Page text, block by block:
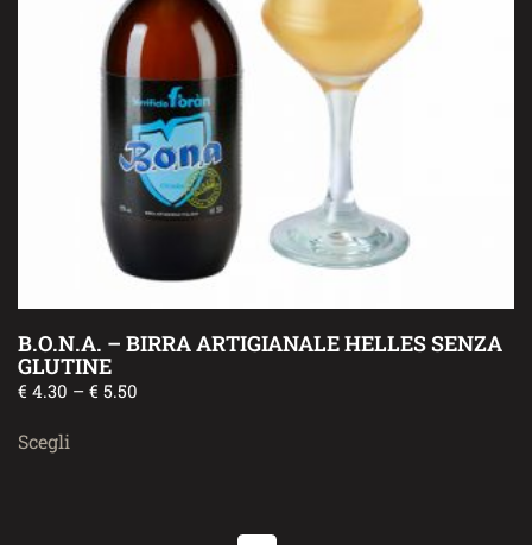
B.O.N.A. – BIRRA ARTIGIANALE HELLES SENZA
GLUTINE
€ 4.30 – € 5.50
Scegli